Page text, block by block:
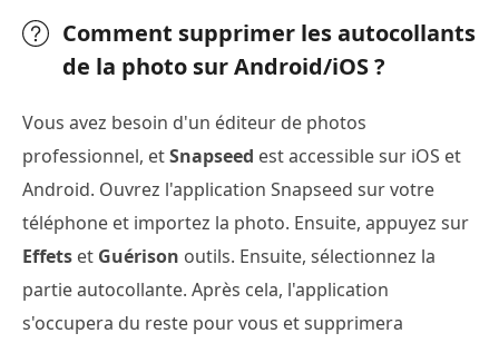
Comment supprimer les autocollants
de la photo sur Android/iOS ?
Vous avez besoin d'un éditeur de photos
professionnel, etSnapseed est accessible sur iOS et
Android. Ouvrez l'application Snapseed sur votre
téléphone et importez la photo. Ensuite, appuyez sur
Effets et Guérison outils. Ensuite, sélectionnez la
partie autocollante. Après cela, l'application
s'occupera du reste pour vous et supprimera